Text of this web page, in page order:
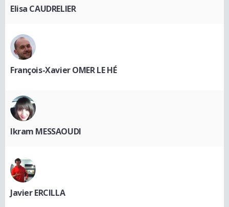
Elisa CAUDRELIER
François-Xavier OMER LE HÉ
Ikram MESSAOUDI
Javier ERCILLA